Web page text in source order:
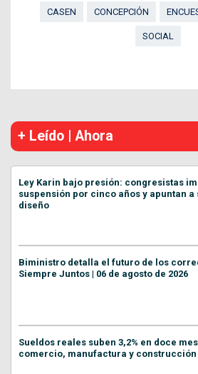
CASEN
CONCEPCIÓN
SOCIAL
+ Leído | Ahora
Ley Karin bajo presión: congresistas
suspensión por cinco años y apuntan a
diseño
Biministro detalla el futuro de los
Siempre Juntos | 06 de agosto de 2026
Sueldos reales suben 3,2% en doce
comercio, manufactura y